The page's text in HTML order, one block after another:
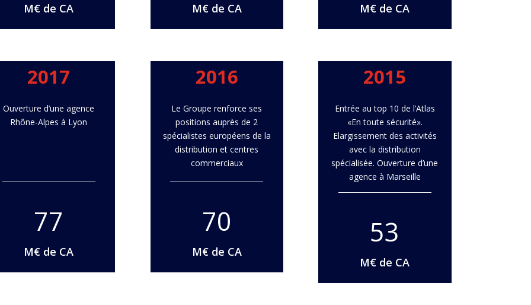
M€ de CA M€ de CA M€ de CA
2017
Ouverture d’une agence
Rhône-Alpes à Lyon
77
M€ de CA
2016
Le Groupe renforce ses
positions auprès de 2
spécialistes européens de la
distribution et centres
commerciaux
70
M€ de CA
2015
Entrée au top 10 de l’Atlas
«En toute sécurité».
Elargissement des activités
avec la distribution
spécialisée. Ouverture d’une
agence à Marseille
53
M€ de CA